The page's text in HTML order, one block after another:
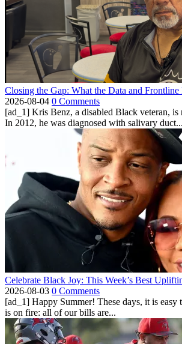
Closing the Gap: What the Data and
2026-08-04 0 Comments
[ad_1] Kris Benz, a disabled Black veteran, is
In 2012, he was diagnosed with salivary duct...
Celebrate Black Joy: This Week’s Best
2026-08-03 0 Comments
[ad_1] Happy Summer! These days, it is
is on fire: all of our bills are...